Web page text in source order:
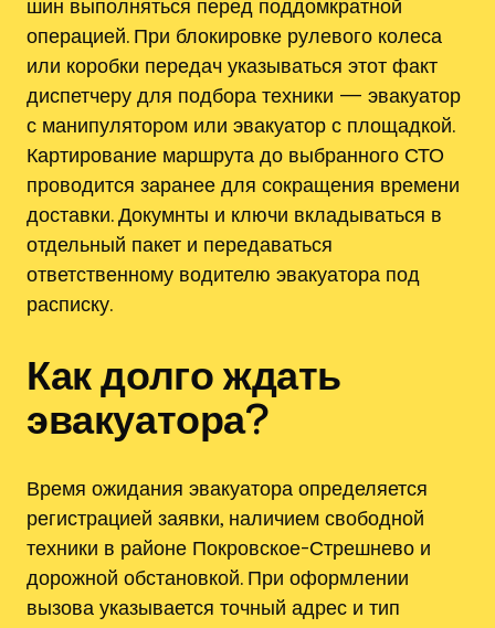
шин выполняться перед поддомкратной
операцией. При блокировке рулевого колеса
или коробки передач указываться этот факт
диспетчеру для подбора техники — эвакуатор
с манипулятором или эвакуатор с площадкой.
Картирование маршрута до выбранного СТО
проводится заранее для сокращения времени
доставки. Докумнты и ключи вкладываться в
отдельный пакет и передаваться
ответственному водителю эвакуатора под
расписку.
Как долго ждать
эвакуатора?
Время ожидания эвакуатора определяется
регистрацией заявки, наличием свободной
техники в районе Покровское-Стрешнево и
дорожной обстановкой. При оформлении
вызова указывается точный адрес и тип